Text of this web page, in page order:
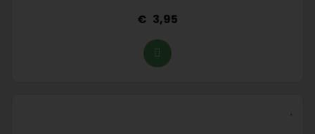
3,95